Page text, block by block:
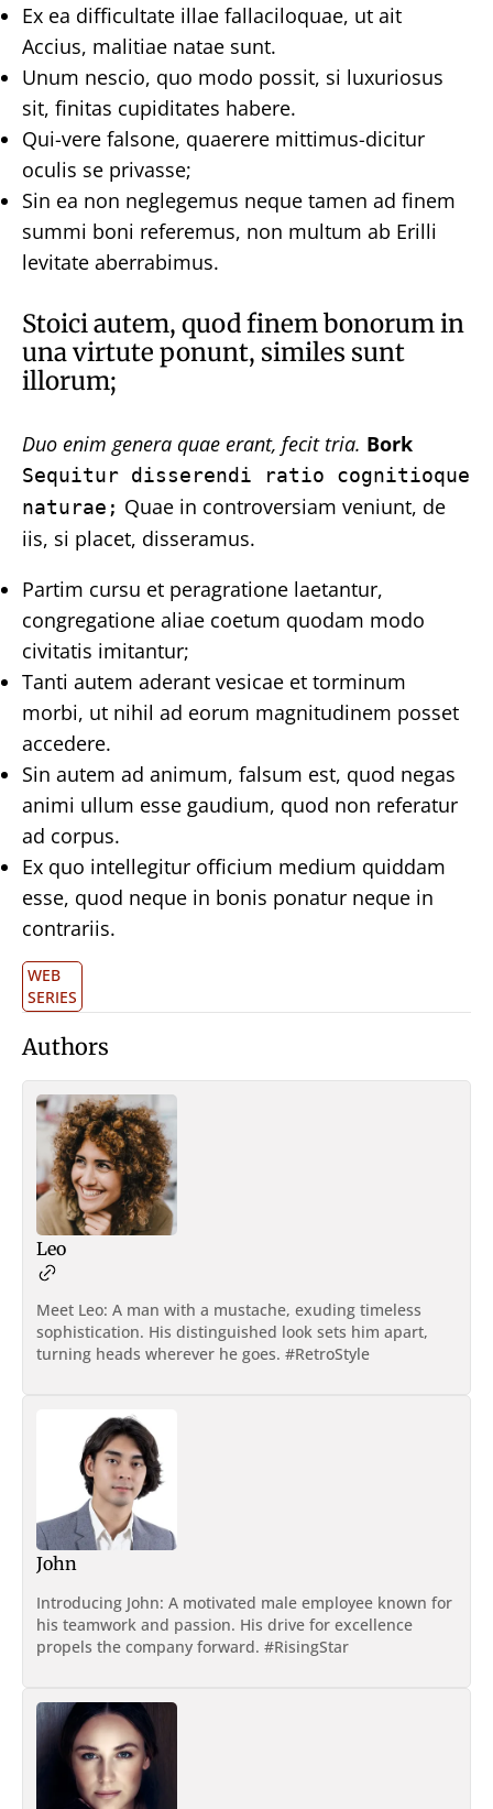
Ex ea difficultate illae fallaciloquae, ut ait
Accius, malitiae natae sunt.
Unum nescio, quo modo possit, si luxuriosus
sit, finitas cupiditates habere.
Qui-vere falsone, quaerere mittimus-dicitur
oculis se privasse;
Sin ea non neglegemus neque tamen ad finem
summi boni referemus, non multum ab Erilli
levitate aberrabimus.
Stoici autem, quod finem bonorum in
una virtute ponunt, similes sunt
illorum;
Duo enim genera quae erant, fecit tria. Bork
Sequitur disserendi ratio cognitioque
naturae; Quae in controversiam veniunt, de
iis, si placet, disseramus.
Partim cursu et peragratione laetantur,
congregatione aliae coetum quodam modo
civitatis imitantur;
Tanti autem aderant vesicae et torminum
morbi, ut nihil ad eorum magnitudinem posset
accedere.
Sin autem ad animum, falsum est, quod negas
animi ullum esse gaudium, quod non referatur
ad corpus.
Ex quo intellegitur officium medium quiddam
esse, quod neque in bonis ponatur neque in
contrariis.
WEB
SERIES
Authors
Leo
Meet Leo: A man with a mustache, exuding timeless
sophistication. His distinguished look sets him apart,
turning heads wherever he goes. #RetroStyle
John
Introducing John: A motivated male employee known for
his teamwork and passion. His drive for excellence
propels the company forward. #RisingStar